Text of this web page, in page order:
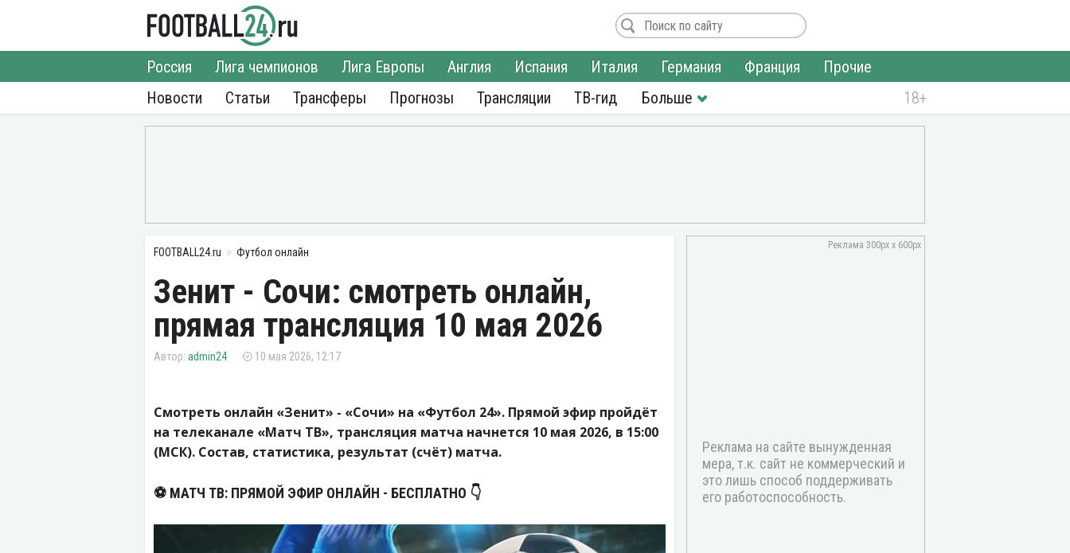
Новости
Россия Лига чемпионов Лига Европы Англия Испания Италия Германия Франция
Прочие
Статьи
Трансферы Прогнозы Трансляции ТВ-гид
FOOTBALL24.ru Футбол онлайн
Зенит - Сочи: смотреть онлайн,
прямая трансляция 10 мая 2026
admin24 10 мая 2026, 12:17
Смотреть онлайн «Зенит» - «Сочи» на «Футбол 24». Прямой эфир пройдёт
на телеканале «Матч ТВ», трансляция матча начнется 10 мая 2026, в 15:00
(МСК). Состав, статистика, результат (счёт) матча.
⚽️ МАТЧ ТВ: ПРЯМОЙ ЭФИР ОНЛАЙН - БЕСПЛАТНО 👇